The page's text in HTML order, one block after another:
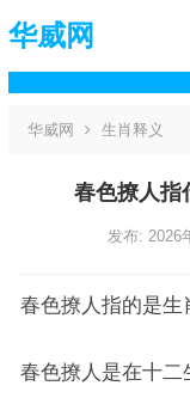
华威网
华威网 生肖释义
春色撩人指
发布: 2026
春色撩人指的是生
春色撩人是在十二